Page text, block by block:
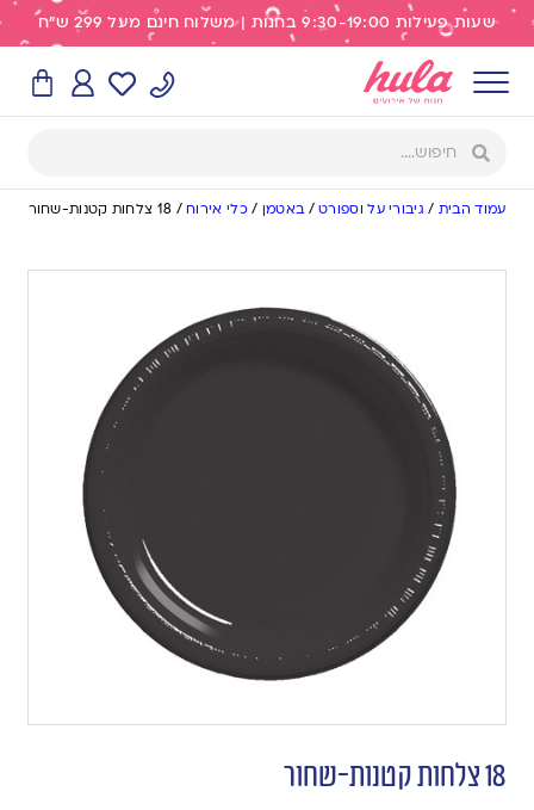
שעות פעילות 9:30-19:00 בחנות | משלוח חינם מעל 299 ש"ח
עמוד הבית / גיבורי על וספורט/באטמן /כלי אירוח / 18 צלחות קטנות-שחור
18 צלחות קטנות-שחור